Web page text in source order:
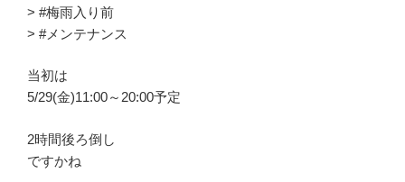
> #梅雨入り前
> #メンテナンス
当初は
5/29(金)11:00～20:00予定
2時間後ろ倒し
ですかね